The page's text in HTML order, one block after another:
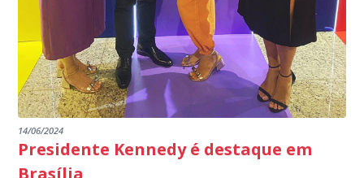
14/06/2024
Presidente Kennedy é destaque em